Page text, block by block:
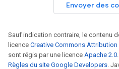
Envoyer des
Sauf indication contraire, le contenu
licence Creative Commons Attribution
sont régis par une licence Apache 2.0
Règles du site Google Developers.